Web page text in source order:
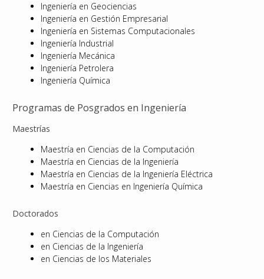
Ingeniería en Geociencias
Ingeniería en Gestión Empresarial
Ingeniería en Sistemas Computacionales
Ingeniería Industrial
Ingeniería Mecánica
Ingeniería Petrolera
Ingeniería Química
Programas de Posgrados en Ingeniería
Maestrías
Maestría en Ciencias de la Computación
Maestría en Ciencias de la Ingeniería
Maestría en Ciencias de la Ingeniería Eléctrica
Maestría en Ciencias en Ingeniería Química
Doctorados
en Ciencias de la Computación
en Ciencias de la Ingeniería
en Ciencias de los Materiales